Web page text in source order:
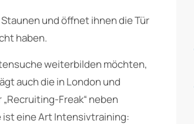
und öffnet ihnen die Tür
haben.
weiterbilden möchten,
auch die in London und
Freak“ neben
ist eine Art Intensivtraining: